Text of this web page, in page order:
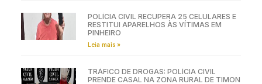
POLÍCIA CIVIL RECUPERA 25 CELULARES E
RESTITUI APARELHOS ÀS VÍTIMAS EM
PINHEIRO
Leia mais »
TRÁFICO DE DROGAS: POLÍCIA CIVIL
PRENDE CASAL NA ZONA RURAL DE TIMON